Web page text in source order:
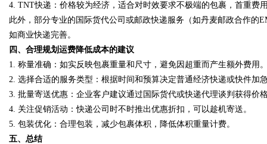
Bo
ar
4. TNT快递 ：价格较为经济，适合对时效要求不极端的包裹，首重费
此外，部分专业的国际货代公司或邮政快递服务（如丹麦邮政合作的
如商业快递完善。
四、合理规划运费降低成本的建议
1. 称量准确 ：如实反映包裹重量和尺寸，避免因超重而产生额外费用
2. 选择合适的服务类型 ：根据时间和预算决定普通经济快递或快件加
3. 批量寄送优惠 ：企业客户建议通过国际货代或快递代理谈判获得价
4. 关注促销活动 ：快递公司时不时推出优惠折扣，可以趁机寄送。
5. 包装优化 ：合理包装，减少包裹体积，降低体积重量计费。
五、总结